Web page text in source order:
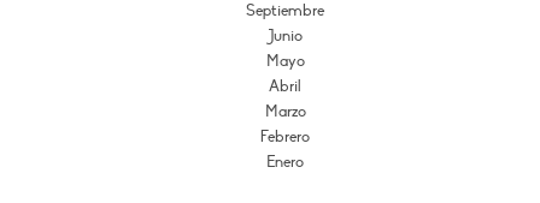
Septiembre
Junio
Mayo
Abril
Marzo
Febrero
Enero